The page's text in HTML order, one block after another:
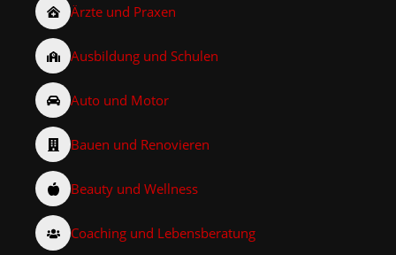
Ärzte und Praxen
Ausbildung und Schulen
Auto und Motor
Bauen und Renovieren
Beauty und Wellness
Coaching und Lebensberatung